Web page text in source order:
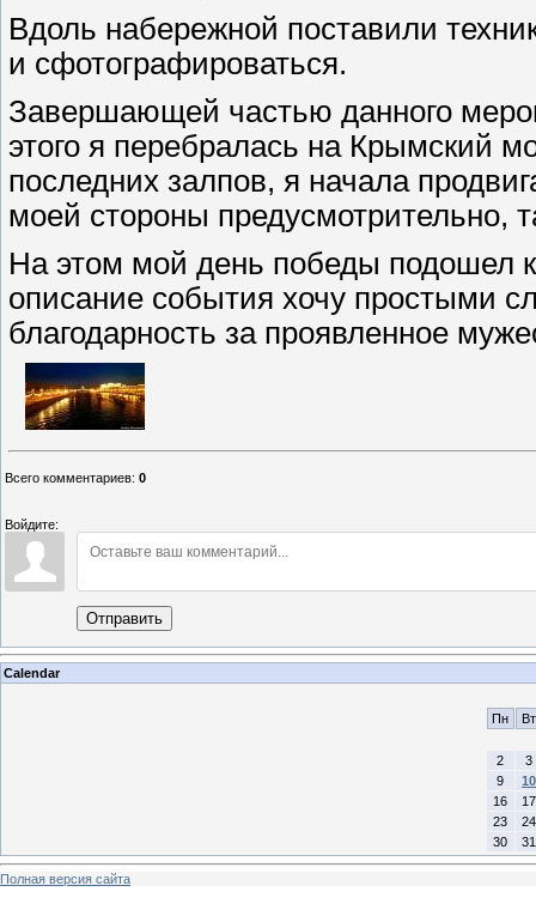
Вдоль набережной поставили
и сфотографироваться.
Завершающей частью данного
этого я перебралась на Крымский
последних залпов, я начала
моей стороны предусмотрительно,
На этом мой день победы подошел
описание события хочу простыми
благодарность за проявленное
Всего комментариев: 0
Войдите:
Отправить
Calendar
Пн Вт
2
3
9
10
16
17
23
24
30
31
Полная версия сайта